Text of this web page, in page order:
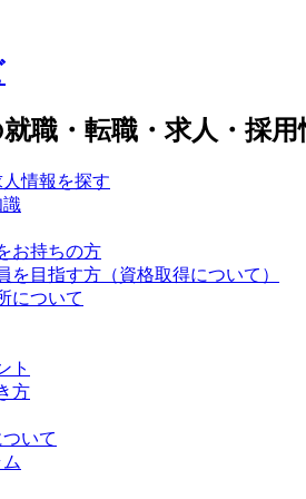
職・転職・求人・採用
情報を探す
識
お持ちの方
を目指す方（資格取得について）
について
ト
方
いて